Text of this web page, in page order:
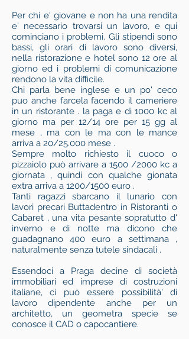
Per chi e' giovane e non ha una rendita
e' necessario trovarsi un lavoro, e qui
cominciano i problemi. Gli stipendi sono
bassi, gli orari di lavoro sono diversi,
nella ristorazione e hotel sono 12 ore al
giorno ed i problemi di comunicazione
rendono la vita difficile.
Chi parla bene inglese e un po' ceco
puo anche farcela facendo il cameriere
in un ristorante . la paga e di 1000 kc al
giorno ma per 12/14 ore per 15 gg al
mese , ma con le ma con le mance
arriva a 20/25.000 mese .
Sempre molto richiesto il cuoco o
pizzaiolo può arrivare a 1500 /2000 kc a
giornata , quindi con qualche gionata
extra arriva a 1200/1500 euro .
Tanti ragazzi sbarcano il lunario con
lavori precari Buttadentro in Ristoranti o
Cabaret , una vita pesante sopratutto d'
inverno e di notte ma dicono che
guadagnano 400 euro a settimana ,
naturalmente senza tutele sindacali .
Essendoci a Praga decine di società
immobiliari ed imprese di costruzioni
italiane, ci può essere possibilità' di
lavoro dipendente anche per un
architetto, un geometra specie se
conosce il CAD o capocantiere.